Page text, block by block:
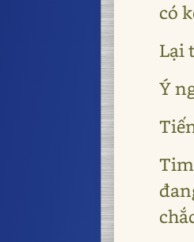
có
Lại
Ý